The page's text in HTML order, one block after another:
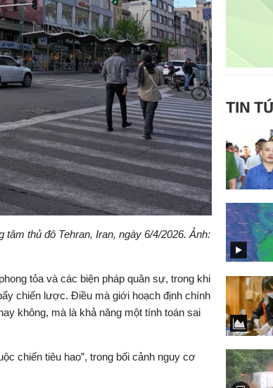
thủ đô Tehran, Iran, ngày 6/4/2026. Ảnh:
tỏa và các biện pháp quân sự, trong khi
chiến lược. Điều mà giới hoạch định chính
không, mà là khả năng một tính toán sai
chiến tiêu hao”, trong bối cảnh nguy cơ
TIN